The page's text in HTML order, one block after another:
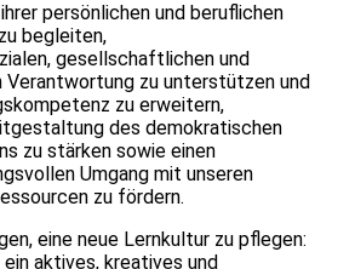
persönlichen und beruflichen
begleiten,
gesellschaftlichen und
Verantwortung zu unterstützen und
zu erweitern,
des demokratischen
zu stärken sowie einen
Umgang mit unseren
zu fördern.
eine neue Lernkultur zu pflegen:
aktives, kreatives und